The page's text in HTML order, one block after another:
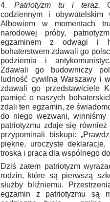
4. Patriotyzm tu i teraz.
codziennym i obywatelskim
Albowiem w momentach
narodowej próby,
egzaminem z odwagi i
bohaterstwem zdawali go
podziemia i
Zdawali go budowniczy
ludność cywilna Warszawy i
zdawali go przedstawiciele
pamięć o naszych
zdali ten egzamin, ze
do niego wezwani,
patriotyzmu zdaje się
przypominali biskupi:
piękne, uroczyste
troska i praca dla wspólnego
Dziś zatem patriotyzm
rodzin, które są pierwszą
służby bliźniemu.
egzamin z patriotyzmu są